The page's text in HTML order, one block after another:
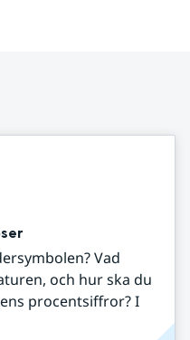
Vad
och hur ska du
procentsiffror? I